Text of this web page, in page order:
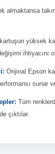
almaktansa
yüksek
ihtiyacını
Orijinal Epson
sunar
Tüm
çıktılar.